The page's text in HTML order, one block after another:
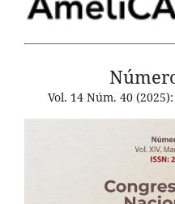
Vol. 14 Núm. 40